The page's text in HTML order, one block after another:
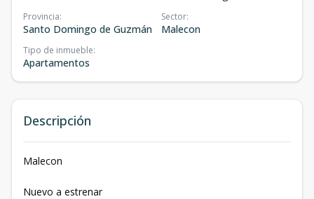
Provincia:
Santo Domingo de Guzmán
Sector:
Malecon
Tipo de inmueble:
Apartamentos
Descripción
Malecon
Nuevo a estrenar